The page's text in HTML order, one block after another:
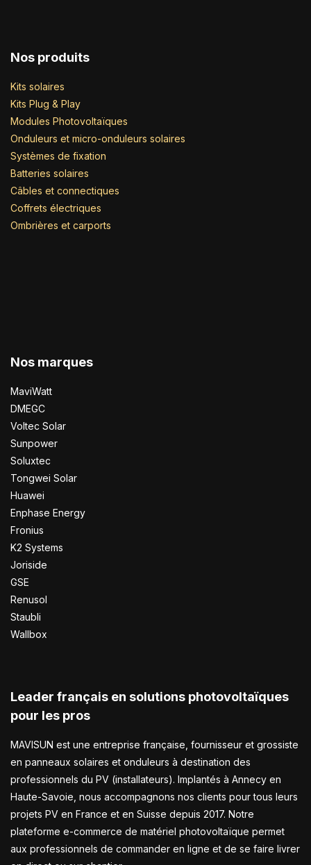
Nos produits
Kits solaires
Kits Plug & Play
Modules Photovoltaïques
Onduleurs et micro-onduleurs solaires
Systèmes de fixation
Batteries solaires
Câbles et connectiques
Coffrets électriques
Ombrières et carports
Nos marques
MaviWatt
DMEGC
Voltec Solar
Sunpower
Soluxtec
Tongwei Solar
Huawei
Enphase Energy
Fronius
K2 Systems
Joriside
GSE
Renusol
Staubli
Wallbox
Leader français en solutions photovoltaïques
pour les pros
MAVISUN est une entreprise française, fournisseur et grossiste
en panneaux solaires et onduleurs à destination des
professionnels du PV (installateurs). Implantés à Annecy en
Haute-Savoie, nous accompagnons nos clients pour tous leurs
projets PV en France et en Suisse depuis 2017. Notre
plateforme e-commerce de matériel photovoltaïque permet
aux professionnels de commander en ligne et de se faire livrer